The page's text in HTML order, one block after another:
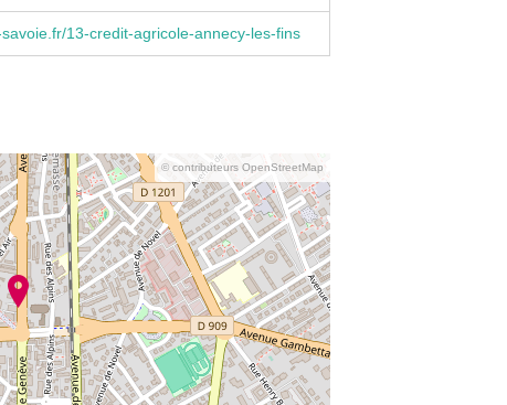
13-credit-agricole-annecy-les-fins
© contributeurs OpenStreetMap